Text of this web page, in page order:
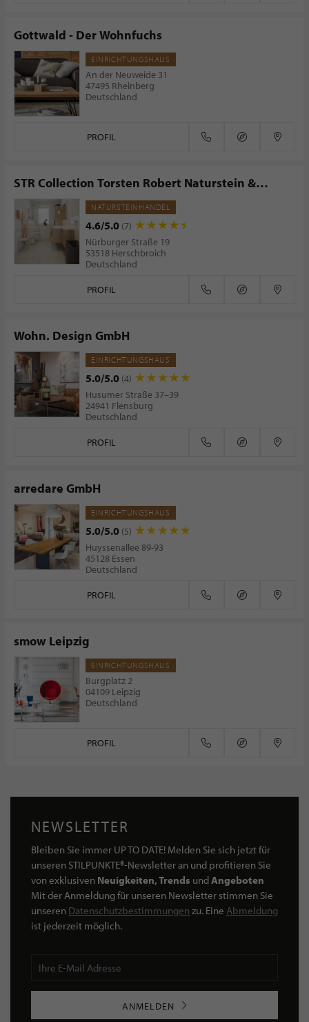
Gottwald - Der Wohnfuchs
EINRICHTUNGSHAUS
An der Neuweide 31
47495 Rheinberg
Deutschland
PROFIL
STR Collection Torsten Robert Naturstein &
Fliesen
NATURSTEINHANDEL
4.6/5.0 (7)
Nürburger Straße 19
53518 Herschbroich
Deutschland
PROFIL
Wohn. Design GmbH
EINRICHTUNGSHAUS
5.0/5.0 (4)
Husumer Straße 37–39
24941 Flensburg
Deutschland
PROFIL
arredare GmbH
EINRICHTUNGSHAUS
5.0/5.0 (5)
Huyssenallee 89-93
45128 Essen
Deutschland
PROFIL
smow Leipzig
EINRICHTUNGSHAUS
Burgplatz 2
04109 Leipzig
Deutschland
PROFIL
NEWSLETTER
Bleiben Sie immer UP TO DATE! Melden Sie sich jetzt für
unseren STILPUNKTE®-Newsletter an und profitieren Sie
von exklusiven Neuigkeiten, Trends undAngeboten
Mit der Anmeldung für unseren Newsletter stimmen Sie
unseren Datenschutzbestimmungen zu. Eine Abmeldung
ist jederzeit möglich.
ANMELDEN